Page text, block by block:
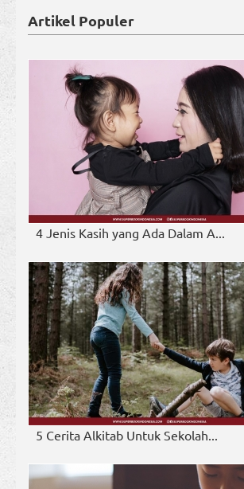
Artikel Populer
4 Jenis Kasih yang Ada Dalam A...
5 Cerita Alkitab Untuk Sekolah...